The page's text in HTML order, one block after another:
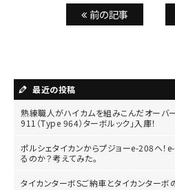
前の記事
最近の投稿
熟練職人がハイカムを組みこんだオーバ
911（Type 964）ターボルック」入庫！
ポルシェタイカンからプジョーe-208へ！
るのか？考えてみた。
タイカンターボSご納車とタイカンターボ